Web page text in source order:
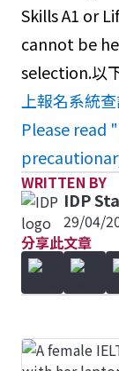
Skills A1 or
cannot be
selection.以
上報名系統
Please read
WRITTEN BY
IDP
29/04/
分享此文章